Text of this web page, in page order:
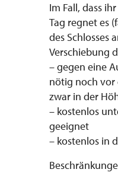
Im Fall, dass
Tag regnet es
des Schlosses
Verschiebung
– gegen eine
nötig noch vor
zwar in der
– kostenlos
geeignet
– kostenlos in